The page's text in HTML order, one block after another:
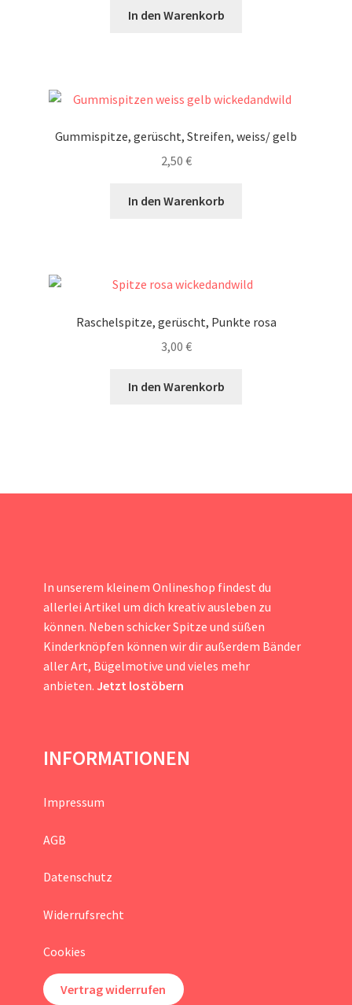
In den Warenkorb
Gummispitze, gerüscht, Streifen, weiss/ gelb
2,50 €
In den Warenkorb
Raschelspitze, gerüscht, Punkte rosa
3,00 €
In den Warenkorb
In unserem kleinem Onlineshop findest du
allerlei Artikel um dich kreativ ausleben zu
können. Neben schicker Spitze und süßen
Kinderknöpfen können wir dir außerdem Bänder
aller Art, Bügelmotive und vieles mehr
anbieten. Jetzt lostöbern
INFORMATIONEN
Impressum
AGB
Datenschutz
Widerrufsrecht
Cookies
Vertrag widerrufen